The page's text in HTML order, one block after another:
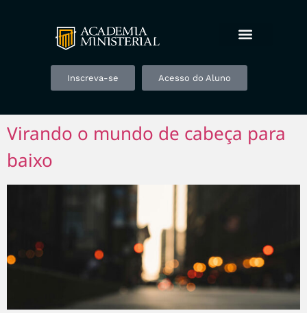
Inscreva-se Acesso do Aluno
Virando o mundo de cabeça para
baixo